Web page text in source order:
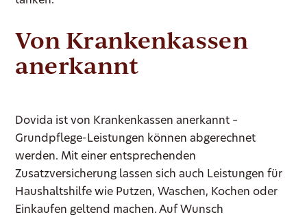
Von Krankenkassen
anerkannt
Dovida ist von Krankenkassen anerkannt –
Grundpflege-Leistungen können abgerechnet
werden. Mit einer entsprechenden
Zusatzversicherung lassen sich auch Leistungen für
Haushaltshilfe wie Putzen, Waschen, Kochen oder
Einkaufen geltend machen. Auf Wunsch